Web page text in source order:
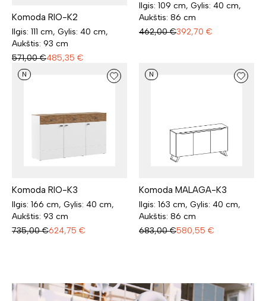
Komoda RIO-K2
Ilgis: 111 cm, Gylis: 40 cm,
Aukštis: 93 cm
571,00 €485,35 €
Ilgis: 109 cm, Gylis: 40 cm,
Aukštis: 86 cm
462,00 €392,70 €
N
Komoda RIO-K3
Ilgis: 166 cm, Gylis: 40 cm,
Aukštis: 93 cm
735,00 €624,75 €
N
Komoda MALAGA-K3
Ilgis: 163 cm, Gylis: 40 cm,
Aukštis: 86 cm
683,00 €580,55 €